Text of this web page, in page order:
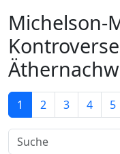
Michelson-
1 2 3 4 5